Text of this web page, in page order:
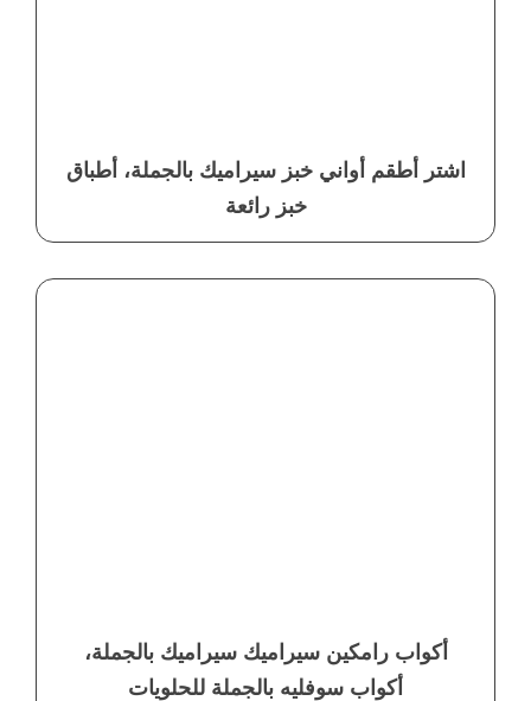
اشتر أطقم أواني خبز سيراميك بالجملة، أطباق
خبز رائعة
أكواب رامكين سيراميك سيراميك بالجملة،
أكواب سوفليه بالجملة للحلويات